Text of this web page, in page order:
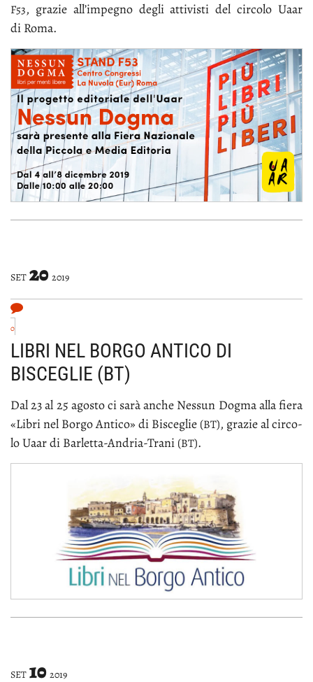
F53, gra­zie al­l’im­pe­gno de­gli at­ti­vi­sti del cir­co­lo Uaar
di Ro­ma.
SET 20 2019
0
LIBRI NEL BORGO ANTICO DI
BISCEGLIE (BT)
Dal 23 al 25 ago­sto ci sa­rà an­che Nes­sun Dog­ma al­la fie­ra
«Li­bri nel Bor­go An­ti­co» di Bi­sce­glie (BT), gra­zie al cir­co­
lo Uaar di Bar­let­ta-An­dria-Tra­ni (BT).
SET 10 2019